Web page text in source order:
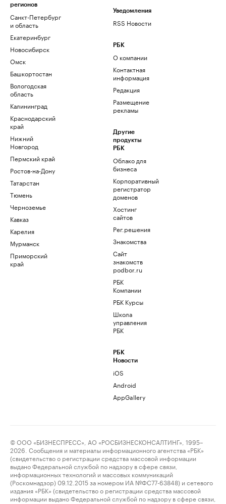
регионов
Санкт-Петербург
и область
Екатеринбург
Новосибирск
Омск
Башкортостан
Вологодская
область
Калининград
Краснодарский
край
Нижний
Новгород
Пермский край
Ростов-на-Дону
Татарстан
Тюмень
Черноземье
Кавказ
Карелия
Мурманск
Приморский
край
Уведомления
RSS Новости
РБК
О компании
Контактная
информация
Редакция
Размещение
рекламы
Другие
продукты
РБК
Облако для
бизнеса
Корпоративный
регистратор
доменов
Хостинг
сайтов
Рег.решения
Знакомства
Сайт
знакомств
podbor.ru
РБК
Компании
РБК Курсы
Школа
управления
РБК
РБК
Новости
iOS
Android
AppGallery
© ООО «БИЗНЕСПРЕСС», АО «РОСБИЗНЕСКОНСАЛТИНГ», 1995–
2026. Сообщения и материалы информационного агентства «РБК»
(свидетельство о регистрации средства массовой информации
выдано Федеральной службой по надзору в сфере связи,
информационных технологий и массовых коммуникаций
(Роскомнадзор) 09.12.2015 за номером ИА №ФС77-63848) и сетевого
издания «РБК» (свидетельство о регистрации средства массовой
информации выдано Федеральной службой по надзору в сфере связи,